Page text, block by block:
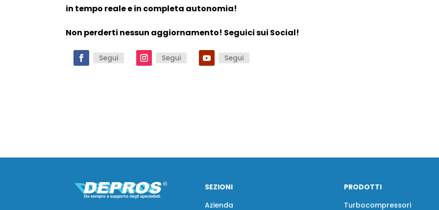
in tempo reale e in completa autonomia!
Non perderti nessun aggiornamento! Seguici sui Social!
Segui Segui Segui
SEZIONI
Azienda
PRODOTTI
Turbocompressori